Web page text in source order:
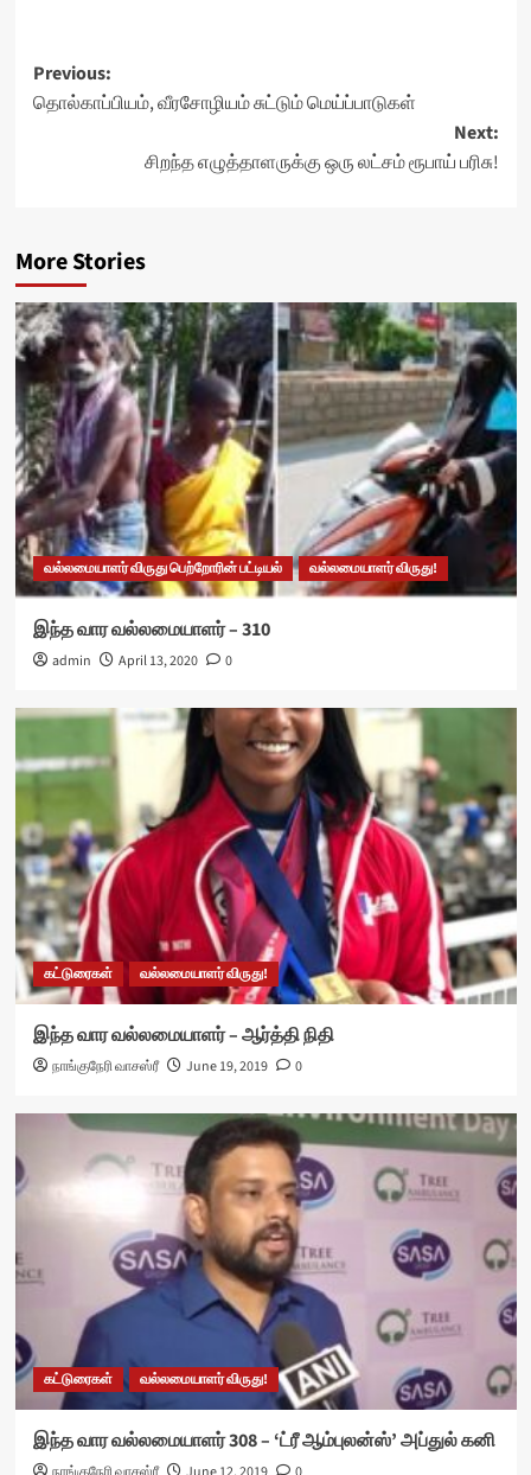
Post
navigation
Previous:
தொல்காப்பியம், வீரசோழியம் சுட்டும் மெய்ப்பாடுகள்
Next:
சிறந்த எழுத்தாளருக்கு ஒரு லட்சம் ரூபாய் பரிசு!
More Stories
வல்லமையாளர் விருது பெற்றோரின் பட்டியல் வல்லமையாளர் விருது!
இந்த வார வல்லமையாளர் – 310
admin April 13, 2020 0
கட்டுரைகள் வல்லமையாளர் விருது!
இந்த வார வல்லமையாளர் – ஆர்த்தி நிதி
நாங்குநேரி வாசஸ்ரீ June 19, 2019 0
கட்டுரைகள் வல்லமையாளர் விருது!
இந்த வார வல்லமையாளர் 308 – ‘ட்ரீ ஆம்புலன்ஸ்’ அப்துல் கனி